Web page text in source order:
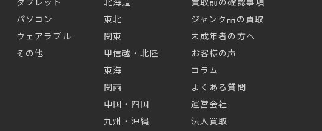
パソコン
ウェアラブル
その他
東北
関東
甲信越・北陸
東海
関西
中国・四国
九州・沖縄
ジャンク品の買取
未成年者の方へ
お客様の声
コラム
よくある質問
運営会社
法人買取